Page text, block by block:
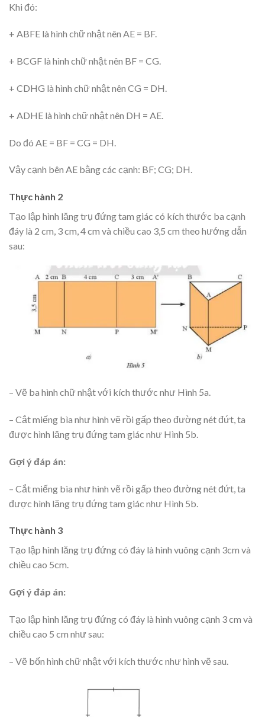
Khi đó:
+ ABFE là hình chữ nhật nên AE = BF.
+ BCGF là hình chữ nhật nên BF = CG.
+ CDHG là hình chữ nhật nên CG = DH.
+ ADHE là hình chữ nhật nên DH = AE.
Do đó AE = BF = CG = DH.
Vậy cạnh bên AE bằng các cạnh: BF; CG; DH.
Thực hành 2
Tạo lập hình lăng trụ đứng tam giác có kích thước ba cạnh
đáy là 2 cm, 3 cm, 4 cm và chiều cao 3,5 cm theo hướng dẫn
sau:
– Vẽ ba hình chữ nhật với kích thước như Hình 5a.
– Cắt miếng bìa như hình vẽ rồi gấp theo đường nét đứt, ta
được hình lăng trụ đứng tam giác như Hình 5b.
Gợi ý đáp án:
– Cắt miếng bìa như hình vẽ rồi gấp theo đường nét đứt, ta
được hình lăng trụ đứng tam giác như Hình 5b.
Thực hành 3
Tạo lập hình lăng trụ đứng có đáy là hình vuông cạnh 3cm và
chiều cao 5cm.
Gợi ý đáp án:
Tạo lập hình lăng trụ đứng có đáy là hình vuông cạnh 3 cm và
chiều cao 5 cm như sau:
– Vẽ bốn hình chữ nhật với kích thước như hình vẽ sau.